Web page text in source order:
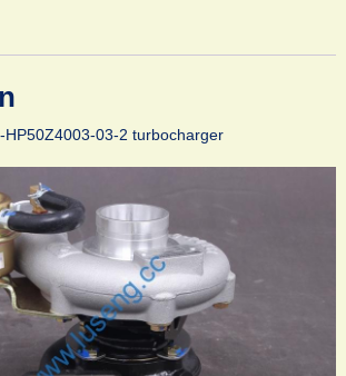
HP50Z4003-03-2 turbocharger